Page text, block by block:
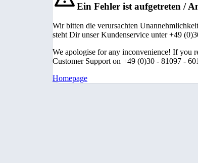
Ein Fehler ist aufgetreten /
Wir bitten die verursachten
steht Dir unser Kundenservice unter +49
We apologise for any inconvenience! If you
Customer Support on +49 (0)30 - 81097 -
Homepage